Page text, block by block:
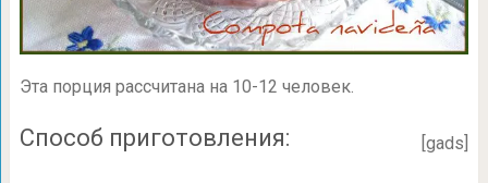
Эта порция рассчитана на 10-12 человек.
[gads]
Способ приготовления: